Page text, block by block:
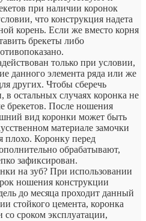
при наличии коронок
что конструкция надета
корень. Если же вместо корня
брекеты либо
только при условии,
данного элемента ряда или же
других. Чтобы сберечь
в остальных случаях коронка не
брекетов. После ношения
вид коронки может быть
материале замочки
плохо. Коронку перед
обрабатывают,
зафиксирован.
на зуб? При использовании
ношения конструкции
до месяца проходит данный
стойкого цемента, коронка
со сроком эксплуатации,